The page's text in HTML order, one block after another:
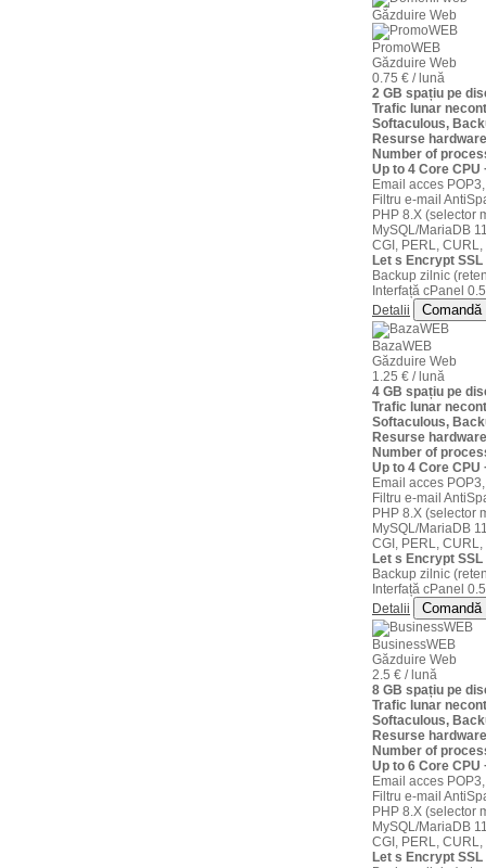
STANDARD
€/luna
10 GB spatiu pe disc
trafic lunar necontorizat
max 100 conexiuni
acces POP3, IMAP, WebMail
filtru e-mail AntiSpam +
PHP 5.X, MySQL 5.X,
CGI, PERL, CURL, GD2
Comanda
PREMIER WHM
€/luna
30 GB spatiu pe disc
trafic lunar necontorizat
max 500 conexiuni
acces POP3, IMAP, WebMail
filtru e-mail AntiSpam +
PHP 5.X, MySQL 5.X, Tomcat
€
/luna
Găzduire Web
PromoWEB
Găzduire Web
0.75 € / lună
2 GB spațiu pe
Trafic lunar
Softaculous,
Resurse
Number of
Up to 4 Core CPU
Email acces
Filtru e-mail
PHP 8.X (selector
MySQL/MariaDB
CGI, PERL,
Let s Encrypt
Backup zilnic
Interfață cPanel
Detalii
Comandă
BazaWEB
Găzduire Web
1.25 € / lună
4 GB spațiu pe
Trafic lunar
Softaculous,
Resurse
Number of
Up to 4 Core CPU
Email acces
Filtru e-mail
PHP 8.X (selector
MySQL/MariaDB
CGI, PERL,
Let s Encrypt
Backup zilnic
Interfață cPanel
Detalii
Comandă
BusinessWEB
Găzduire Web
2.5 € / lună
8 GB spațiu pe
Trafic lunar
Softaculous,
Resurse
Number of
Up to 6 Core CPU
Email acces
Filtru e-mail
PHP 8.X (selector
MySQL/MariaDB
CGI, PERL,
Let s Encrypt